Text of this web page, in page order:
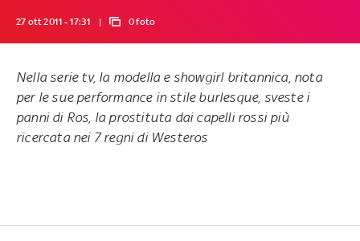
27 ott 2011 - 17:31 0 foto
Nella serie tv, la modella e showgirl britannica, nota
per le sue performance in stile burlesque, sveste i
panni di Ros, la prostituta dai capelli rossi più
ricercata nei 7 regni di Westeros